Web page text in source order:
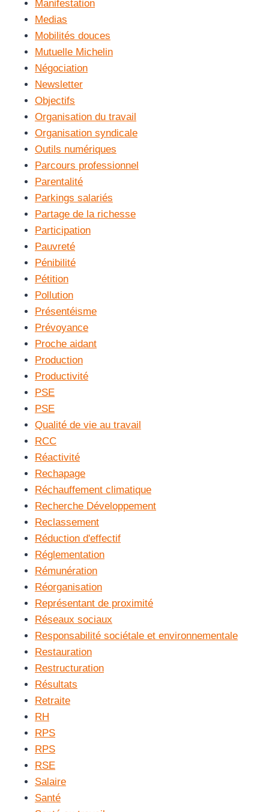
Manifestation
Medias
Mobilités douces
Mutuelle Michelin
Négociation
Newsletter
Objectifs
Organisation du travail
Organisation syndicale
Outils numériques
Parcours professionnel
Parentalité
Parkings salariés
Partage de la richesse
Participation
Pauvreté
Pénibilité
Pétition
Pollution
Présentéisme
Prévoyance
Proche aidant
Production
Productivité
PSE
PSE
Qualité de vie au travail
RCC
Réactivité
Rechapage
Réchauffement climatique
Recherche Développement
Reclassement
Réduction d'effectif
Réglementation
Rémunération
Réorganisation
Représentant de proximité
Réseaux sociaux
Responsabilité sociétale et environnementale
Restauration
Restructuration
Résultats
Retraite
RH
RPS
RPS
RSE
Salaire
Santé